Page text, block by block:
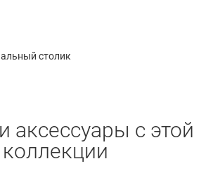
аксессуары с этой
коллекции